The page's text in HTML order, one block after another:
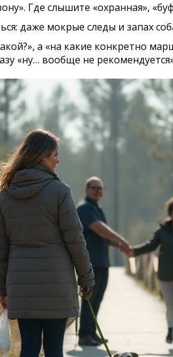
Где слышите «охранная»,
даже мокрые следы и запах
а «на какие конкретно
«ну… вообще не